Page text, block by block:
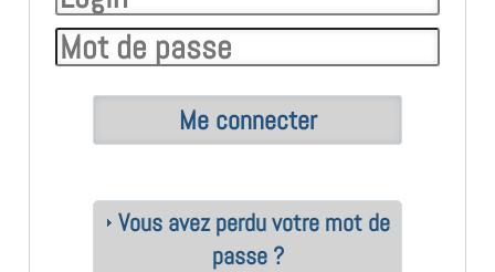
Vous avez perdu votre mot de
passe ?